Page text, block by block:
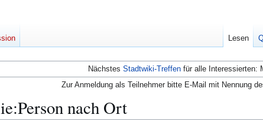
Nächstes Stadtwiki-Treffen für alle Interessierten:
Zur Anmeldung als Teilnehmer bitte E-Mail mit Nennung
:Person nach Ort
Lesen